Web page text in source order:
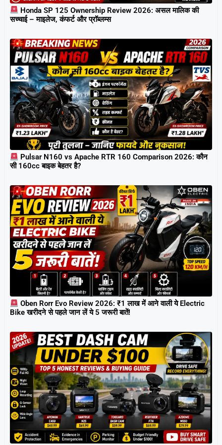
Honda SP 125 Ownership Review 2026: असल मालिक की
सच्चाई – माइलेज, कंफर्ट और प्रॉब्लम्स
Pulsar N160 vs Apache RTR 160 Comparison 2026: कौन
सी 160cc बाइक बेहतर है?
Oben Rorr Evo Review 2026: ₹1 लाख में आने वाली ये Electric
Bike खरीदने से पहले जान लें ये 5 जरूरी बातें!